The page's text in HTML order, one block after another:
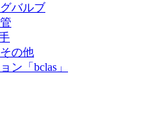
バルブ
の他
ン「bclas」